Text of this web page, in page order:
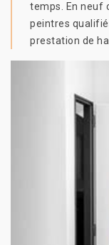
temps. En neuf
peintres
prestation de